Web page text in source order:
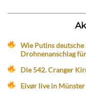
Wie Putins
Drohnenanschlag
Die 542. Cranger
Eivør live in Münster